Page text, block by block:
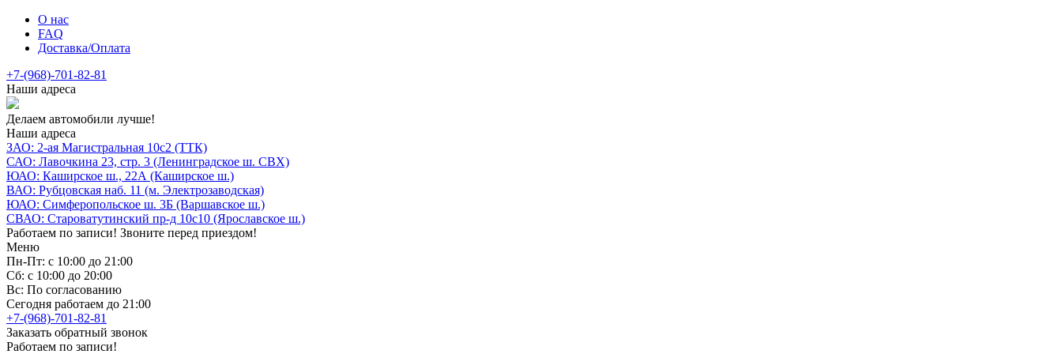
О нас
FAQ
Доставка/Оплата
+7-(968)-701-82-81
Наши адреса
Делаем автомобили лучше!
Наши адреса
ЗАО: 2-ая Магистральная 10с2 (ТТК)
САО: Лавочкина 23, стр. 3 (Ленинградское ш. СВХ)
ЮАО: Каширское ш., 22А (Каширское ш.)
ВАО: Рубцовская наб. 11 (м. Электрозаводская)
ЮАО: Симферопольское ш. 3Б (Варшавское ш.)
СВАО: Староватутинский пр-д 10с10 (Ярославское ш.)
Работаем по записи! Звоните перед приездом!
Меню
Пн-Пт: с 10:00 до 21:00
Сб: с 10:00 до 20:00
Вс: По согласованию
Сегодня работаем до 21:00
+7-(968)-701-82-81
Заказать обратный звонок
Работаем по записи!